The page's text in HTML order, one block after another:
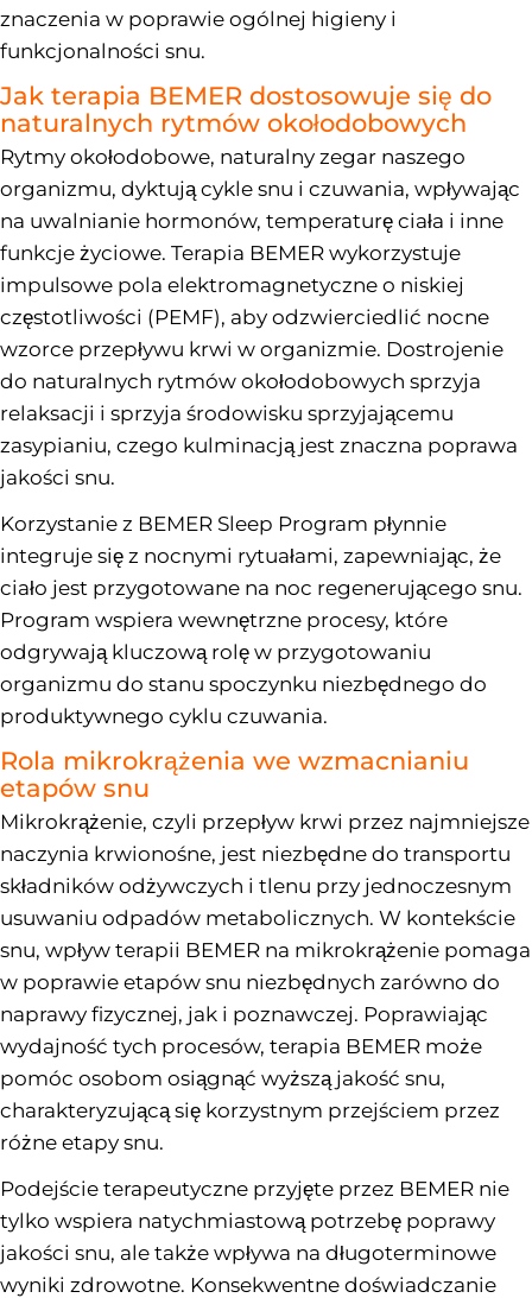
znaczenia w poprawie ogólnej higieny i
funkcjonalności snu.
Jak terapia BEMER dostosowuje się do
naturalnych rytmów okołodobowych
Rytmy okołodobowe, naturalny zegar naszego
organizmu, dyktują cykle snu i czuwania, wpływając
na uwalnianie hormonów, temperaturę ciała i inne
funkcje życiowe. Terapia BEMER wykorzystuje
impulsowe pola elektromagnetyczne o niskiej
częstotliwości (PEMF), aby odzwierciedlić nocne
wzorce przepływu krwi w organizmie. Dostrojenie
do naturalnych rytmów okołodobowych sprzyja
relaksacji i sprzyja środowisku sprzyjającemu
zasypianiu, czego kulminacją jest znaczna poprawa
jakości snu.
Korzystanie z BEMER Sleep Program płynnie
integruje się z nocnymi rytuałami, zapewniając, że
ciało jest przygotowane na noc regenerującego snu.
Program wspiera wewnętrzne procesy, które
odgrywają kluczową rolę w przygotowaniu
organizmu do stanu spoczynku niezbędnego do
produktywnego cyklu czuwania.
Rola mikrokrążenia we wzmacnianiu
etapów snu
Mikrokrążenie, czyli przepływ krwi przez najmniejsze
naczynia krwionośne, jest niezbędne do transportu
składników odżywczych i tlenu przy jednoczesnym
usuwaniu odpadów metabolicznych. W kontekście
snu, wpływ terapii BEMER na mikrokrążenie pomaga
w poprawie etapów snu niezbędnych zarówno do
naprawy fizycznej, jak i poznawczej. Poprawiając
wydajność tych procesów, terapia BEMER może
pomóc osobom osiągnąć wyższą jakość snu,
charakteryzującą się korzystnym przejściem przez
różne etapy snu.
Podejście terapeutyczne przyjęte przez BEMER nie
tylko wspiera natychmiastową potrzebę poprawy
jakości snu, ale także wpływa na długoterminowe
wyniki zdrowotne. Konsekwentne doświadczanie